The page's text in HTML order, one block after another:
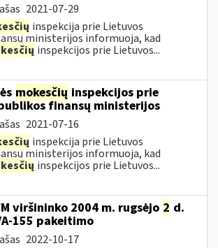
2021-07-29
inspekcija prie Lietuvos
ministerijos informuoja, kad
inspekcijos prie Lietuvos...
mokesčių inspekcijos prie
finansų ministerijos
2021-07-16
inspekcija prie Lietuvos
ministerijos informuoja, kad
inspekcijos prie Lietuvos...
viršininko 2004 m. rugsėjo 2 d.
155 pakeitimo
2022-10-17